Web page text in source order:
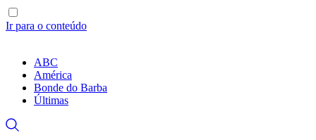
Ir para o conteúdo
ABC
América
Bonde do Barba
Últimas